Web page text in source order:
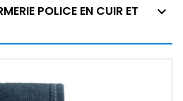
POLICE EN CUIR ET